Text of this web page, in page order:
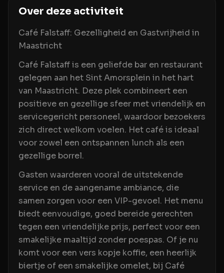
Over deze activiteit
Café Falstaff: Gezelligheid en Gastvrijheid in
Maastricht
Café Falstaff is een geliefde bar en restaurant
gelegen aan het Sint Amorsplein in het hart
van Maastricht. Deze plek combineert een
positieve en gezellige sfeer met vriendelijk en
servicegericht personeel, waardoor bezoekers
zich direct welkom voelen. Het café is ideaal
voor zowel een ontspannen lunch als een
gezellige borrel.
Gasten waarderen vooral de uitstekende
service en de aangename ambiance, die
samen zorgen voor een VIP-gevoel. Het menu
biedt eenvoudige, goed bereide gerechten
tegen een vriendelijke prijs, perfect voor een
smakelijke maaltijd zonder poespas. Of je nu
komt voor een vers kopje koffie, een heerlijk
biertje of een smakelijke omelet, bij Café